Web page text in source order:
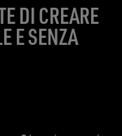
DI CREARE
E SENZA